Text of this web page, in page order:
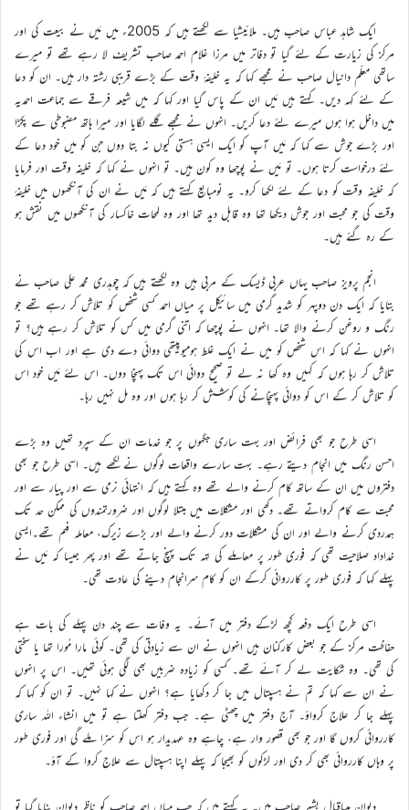
ایک شاہد عباس صاحب ہیں۔ ملائیشیا سے لکھتے ہیں کہ 2005ء میں مَیں نے بیعت کی اور
مرکز کی زیارت کے لئے گیا تو دفاتر میں مرزا غلام احمد صاحب تشریف لا رہے تھے تو میرے
ساتھی معلّم دانیال صاحب نے مجھے کہا کہ یہ خلیفۂ وقت کے بڑے قریبی رشتہ دار ہیں۔ ان کو دعا
کے لئے کہہ دیں۔ کہتے ہیں مَیں ان کے پاس گیا اور کہا کہ میں شیعہ فرقے سے جماعت احمدیہ
میں داخل ہوا ہوں میرے لئے دعا کریں۔ انہوں نے مجھے گلے لگایا اور میرا ہاتھ مضبوطی سے پکڑا
اور بڑے جوش سے کہا کہ مَیں آپ کو ایک ایسی ہستی کیوں نہ بتا دوں جن کو میں خود دعا کے
لئے درخواست کرتا ہوں۔ تو مَیں نے پوچھا وہ کون ہیں۔ تو انہوں نے کہا کہ خلیفہ وقت اور فرمایا
کہ خلیفہ وقت کو دعا کے لئے لکھا کرو۔ یہ نومبایع کہتے ہیں کہ مَیں نے ان کی آنکھوں میں خلیفۂ
وقت کی جو محبت اور جوش دیکھا تھا وہ قابل دید تھا اور وہ لمحات خاکسار کی آنکھوں میں نقش ہو
کے رہ گئے ہیں۔
انجم پرویز صاحب یہاں عربی ڈیسک کے مربی ہیں وہ لکھتے ہیں کہ چوہدری محمد علی صاحب نے
بتایا کہ ایک دن دوپہر کو شدید گرمی میں سائیکل پر میاں احمد کسی شخص کو تلاش کر رہے تھے جو
رنگ و روغن کرنے والا تھا۔ انہوں نے پوچھا کہ اتنی گرمی میں کس کو تلاش کر رہے ہیں؟ تو
انہوں نے کہا کہ اس شخص کو میں نے ایک غلط ہومیوپیتھی دوائی دے دی ہے اور اب اس کی
تلاش کر رہا ہوں کہ کہیں وہ کھا نہ لے تو صحیح دوائی اس تک پہنچا دوں۔ اس لئے مَیں خود اس
کو تلاش کر کے اس کو دوائی پہنچانے کی کوشش کر رہا ہوں اور وہ مل نہیں رہا۔
اسی طرح جو بھی فرائض اور بہت ساری جگہوں پر جو خدمات ان کے سپرد تھیں وہ بڑے
احسن رنگ میں انجام دیتے رہے۔ بہت سارے واقعات لوگوں نے لکھے ہیں۔ اسی طرح جو بھی
دفتروں میں ان کے ساتھ کام کرنے والے تھے وہ کہتے ہیں کہ انتہائی نرمی سے اور پیار سے اور
محبت سے کام کرواتے تھے۔ دکھی اور مشکلات میں مبتلا لوگوں اور ضرورتمندوں کی ممکن حد تک
ہمدردی کرنے والے اور ان کی مشکلات دور کرنے والے اور بڑے زیرک، معاملہ فہم تھے۔ایسی
خداداد صلاحیت تھی کہ فوری طور پر معاملے کی تہہ تک پہنچ جاتے تھے اور پھر جیسا کہ مَیں نے
پہلے کہا کہ فوری طور پر کارروائی کرکے ان کو کام سرانجام دینے کی عادت تھی۔
اسی طرح ایک دفعہ کچھ لڑکے دفتر میں آئے۔ یہ وفات سے چند دن پہلے کی بات ہے
حفاظت مرکز کے جو بعض کارکنان ہیں انہوں نے ان سے زیادتی کی تھی۔ کوئی مارا مُورا تھا یا سختی
کی تھی۔ وہ شکایت لے کر آئے تھے۔ کسی کو زیادہ ضربیں بھی لگی ہوئی تھیں۔ اس پر انہوں
نے ان سے کہا کہ تم نے ہسپتال میں جا کر دکھایا ہے؟ انہوں نے کہا نہیں۔ تو ان کو کہا کہ
پہلے جا کر علاج کرواؤ۔ آج دفتر میں چھٹی ہے۔ جب دفتر کھلتا ہے تو میں انشاء اللہ ساری
کارروائی کروں گا اور جو بھی قصور وار ہے، چاہے وہ عہدیدار ہو اس کو سزا ملے گی اور فوری طور
پر وہاں کارروائی بھی کر دی اور لڑکوں کو بھیجا کہ پہلے اپنا ہسپتال سے علاج کروا کے آؤ۔
دیوان میںاقبال بشیر صاحب ہیں۔ یہ کہتے ہیں کہ جب میاں احمد صاحب کو ناظر دیوان بنایا گیا تو